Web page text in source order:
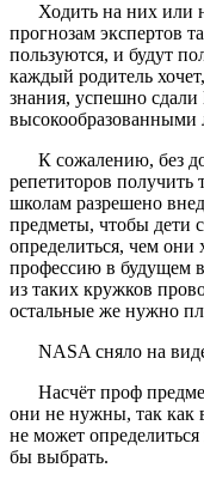
Ходить на них или
прогнозам экспертов
пользуются, и будут
каждый родитель
знания, успешно
высокообразованными
К сожалению, без
репетиторов получить
школам разрешено
предметы, чтобы дети
определиться, чем они
профессию в будущем
из таких кружков
остальные же нужно
NASA сняло на
Насчёт проф
они не нужны, так как
не может
бы выбрать.